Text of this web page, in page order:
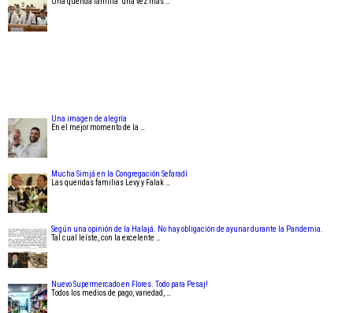
Una imagen de alegría
En el mejor momento de la …
Mucha Simjá en la Congregación Sefaradí
Las queridas familias Levy y Falak …
Según una opinión de la Halajá. No hay obligación de ayunar durante la Pandemia.
Tal cual leíste, con la excelente …
Nuevo Supermercado en Flores. Todo para Pesaj!
Todos los medios de pago, variedad, …